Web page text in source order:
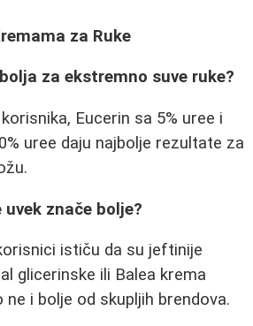
za Ruke
za ekstremno suve ruke?
Eucerin sa 5% uree i
uree daju najbolje rezultate za
znače bolje?
ističu da su jeftinije
glicerinske ili Balea krema
ne i bolje od skupljih brendova.